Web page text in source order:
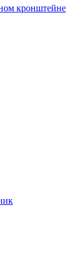
кронштейне